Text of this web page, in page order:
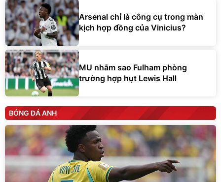
Arsenal chỉ là công cụ trong màn
kịch hợp đồng của Vinicius?
MU nhắm sao Fulham phòng
trường hợp hụt Lewis Hall
BÓNG ĐÁ ANH